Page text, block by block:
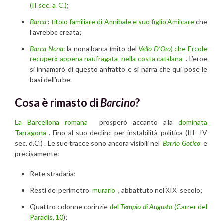
(II sec. a. C.);
Barca :titolo familiare di Annibale e suo figlio Amilcareche
l’avrebbe creata;
Barca Nona: la nona barca (mito del Vello D’Oro) che Ercole
recuperò appena naufragata nella costa catalana . L’eroe
si innamorò di questo anfratto e si narra che qui pose le
basi dell’urbe.
Cosa è rimasto di Barcino?
La Barcellona romana prosperò accanto alladominata
Tarragona . Fino al suo declino per instabilità politica (III -IV
sec. d.C.) . Le sue tracce sono ancora visibili nelBarrio Goticoe
precisamente:
Rete stradaria;
Resti del perimetro murario , abbattuto nel XIX secolo;
Quattro colonne corinzie del Tempio di Augusto (Carrer del
Paradís, 10);